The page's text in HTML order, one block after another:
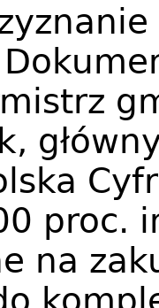
proc.
na